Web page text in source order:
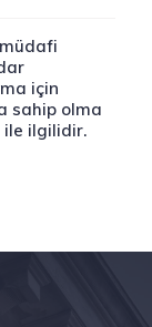
için
sahip olma
ile ilgilidir.